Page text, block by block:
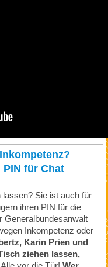
für Chat
Sie ist auch für
ihren PIN für die
Generalbundesanwalt
Inkompetenz oder
Karin Prien und
ziehen lassen,